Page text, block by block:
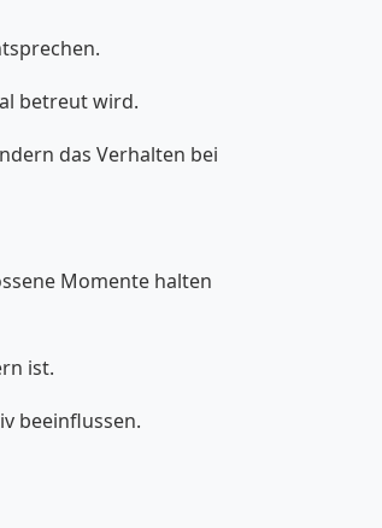
betreut wird.
das Verhalten bei
Momente halten
ist.
beeinflussen.